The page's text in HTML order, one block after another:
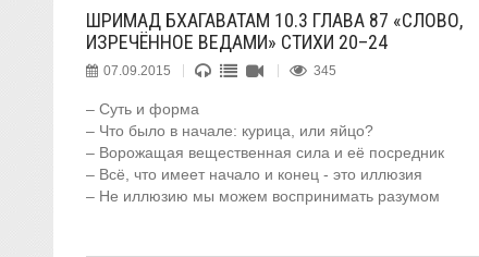
ШРИМАД БХАГАВАТАМ 10.3 ГЛАВА 87 «СЛОВО,
ИЗРЕЧЁННОЕ ВЕДАМИ» СТИХИ 20–24
07.09.2015 345
– Суть и форма
– Что было в начале: курица, или яйцо?
– Ворожащая вещественная сила и её посредник
– Всё, что имеет начало и конец - это иллюзия
– Не иллюзию мы можем воспринимать разумом